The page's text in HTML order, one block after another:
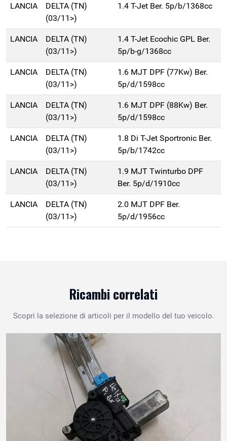
LANCIA
DELTA (TN)
(03/11>)
1.4 T-Jet Ber. 5p/b/1368cc
LANCIA
DELTA (TN)
(03/11>)
1.4 T-Jet Ecochic GPL Ber.
5p/b-g/1368cc
LANCIA
DELTA (TN)
(03/11>)
1.6 MJT DPF (77Kw) Ber.
5p/d/1598cc
LANCIA
DELTA (TN)
(03/11>)
1.6 MJT DPF (88Kw) Ber.
5p/d/1598cc
LANCIA
DELTA (TN)
(03/11>)
1.8 Di T-Jet Sportronic Ber.
5p/b/1742cc
LANCIA
DELTA (TN)
(03/11>)
1.9 MJT Twinturbo DPF
Ber. 5p/d/1910cc
LANCIA
DELTA (TN)
(03/11>)
2.0 MJT DPF Ber.
5p/d/1956cc
Ricambi correlati
Scopri la selezione di articoli per il modello del tuo veicolo.